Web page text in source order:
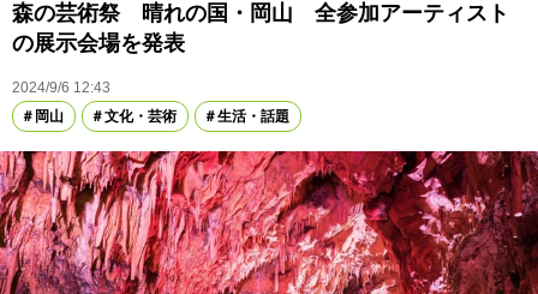
森の芸術祭 晴れの国・岡山 全参加アーティスト
の展示会場を発表
2024/9/6 12:43
岡山
文化・芸術 生活・話題